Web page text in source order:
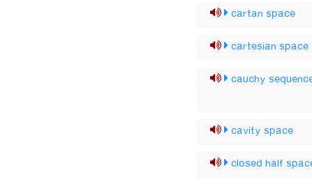
cartan space
cartesian space
cauchy
cavity space
closed half